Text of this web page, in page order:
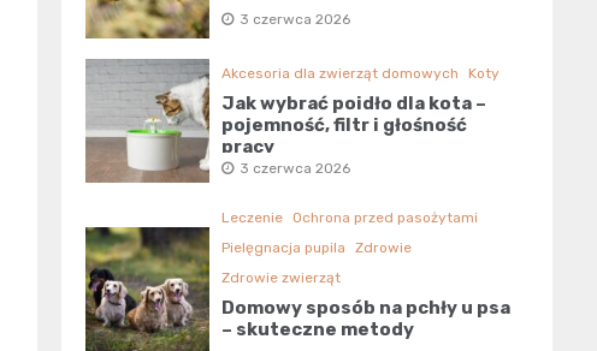
3 czerwca 2026
Akcesoria dla zwierząt domowych Koty
Jak wybrać poidło dla kota –
pojemność, filtr i głośność
pracy
3 czerwca 2026
Leczenie
Ochrona przed pasożytami
Pielęgnacja pupila
Zdrowie
Zdrowie zwierząt
Domowy sposób na pchły u psa
– skuteczne metody